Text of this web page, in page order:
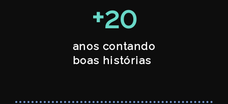
anos contando
boas histórias
+20